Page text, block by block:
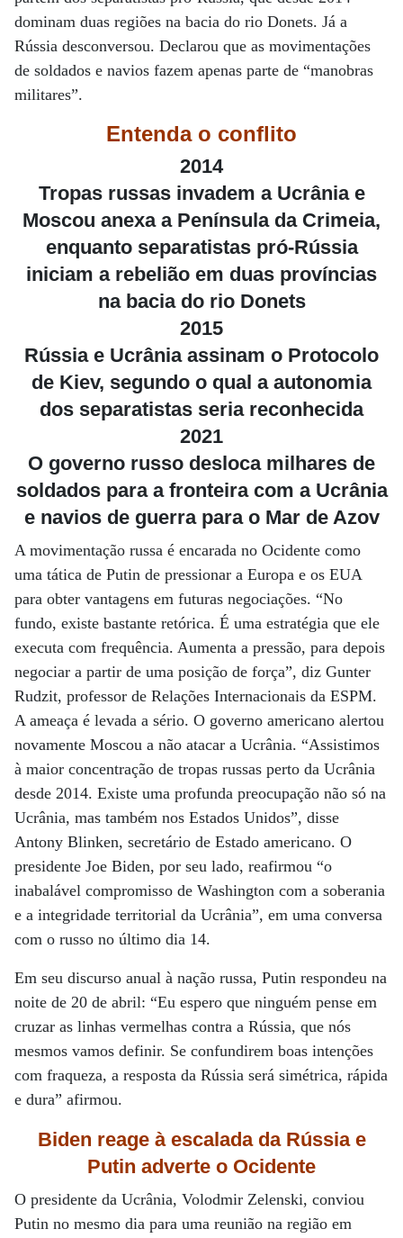
dominam duas regiões na bacia do rio Donets. Já a
Rússia desconversou. Declarou que as movimentações
de soldados e navios fazem apenas parte de “manobras
militares”.
Entenda o conflito
2014
Tropas russas invadem a Ucrânia e
Moscou anexa a Península da Crimeia,
enquanto separatistas pró-Rússia
iniciam a rebelião em duas províncias
na bacia do rio Donets
2015
Rússia e Ucrânia assinam o Protocolo
de Kiev, segundo o qual a autonomia
dos separatistas seria reconhecida
2021
O governo russo desloca milhares de
soldados para a fronteira com a Ucrânia
e navios de guerra para o Mar de Azov
A movimentação russa é encarada no Ocidente como
uma tática de Putin de pressionar a Europa e os EUA
para obter vantagens em futuras negociações. “No
fundo, existe bastante retórica. É uma estratégia que ele
executa com frequência. Aumenta a pressão, para depois
negociar a partir de uma posição de força”, diz Gunter
Rudzit, professor de Relações Internacionais da ESPM.
A ameaça é levada a sério. O governo americano alertou
novamente Moscou a não atacar a Ucrânia. “Assistimos
à maior concentração de tropas russas perto da Ucrânia
desde 2014. Existe uma profunda preocupação não só na
Ucrânia, mas também nos Estados Unidos”, disse
Antony Blinken, secretário de Estado americano. O
presidente Joe Biden, por seu lado, reafirmou “o
inabalável compromisso de Washington com a soberania
e a integridade territorial da Ucrânia”, em uma conversa
com o russo no último dia 14.
Em seu discurso anual à nação russa, Putin respondeu na
noite de 20 de abril: “Eu espero que ninguém pense em
cruzar as linhas vermelhas contra a Rússia, que nós
mesmos vamos definir. Se confundirem boas intenções
com fraqueza, a resposta da Rússia será simétrica, rápida
e dura” afirmou.
Biden reage à escalada da Rússia e
Putin adverte o Ocidente
O presidente da Ucrânia, Volodmir Zelenski, conviou
Putin no mesmo dia para uma reunião na região em